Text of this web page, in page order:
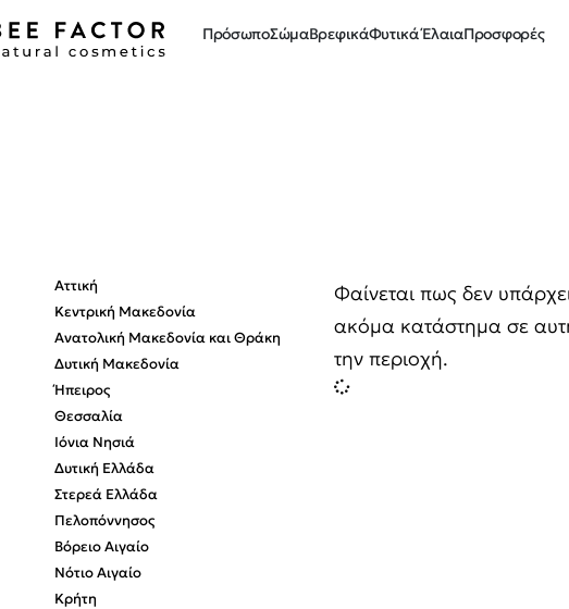
ΠρόσωποΣώμαΒρεφικάΦυτικά ΈλαιαΠροσφορές
Aττική
Κεντρική Μακεδονία
Ανατολική Μακεδονία και Θράκη
Δυτική Μακεδονία
Ήπειρος
Θεσσαλία
Ιόνια Νησιά
Δυτική Ελλάδα
Στερεά Ελλάδα
Πελοπόννησος
Βόρειο Αιγαίο
Νότιο Αιγαίο
Κρήτη
Φαίνεται πως δεν
ακόμα κατάστημα σε
την περιοχή.